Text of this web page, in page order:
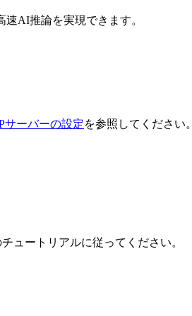
AI推論を実現できます。
サーバーの設定を参照してください。
ュートリアルに従ってください。